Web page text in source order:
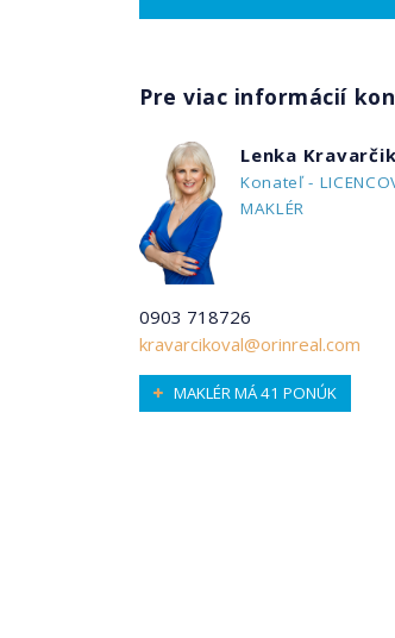
Pre viac informácií
Lenka
Konateľ -
MAKLÉR
0903 718726
kravarcikoval@orinreal.com
MAKLÉR MÁ 41 PONÚK